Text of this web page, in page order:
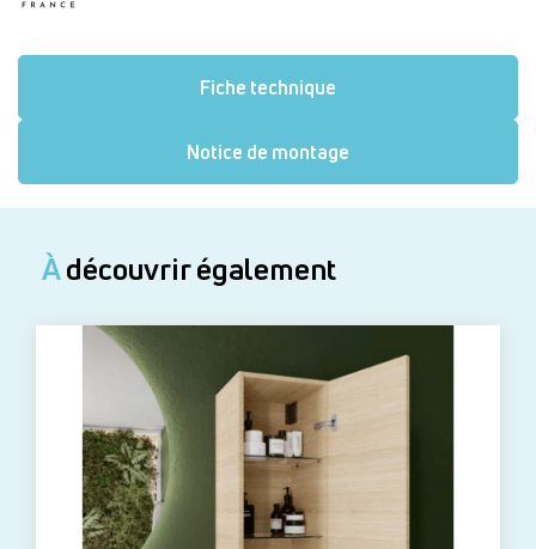
Fiche technique
Notice de montage
Àdécouvrir également